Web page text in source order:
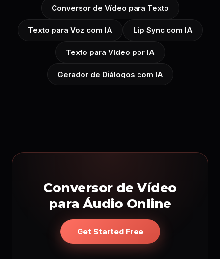
Conversor de Vídeo para Texto
Texto para Voz com IA Lip Sync com IA
Texto para Vídeo por IA
Gerador de Diálogos com IA
Conversor de Vídeo
para Áudio Online
Get Started Free